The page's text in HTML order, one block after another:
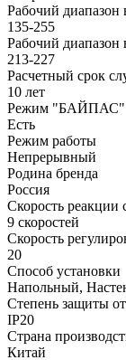
Рабочий
135-255
Рабочий
213-227
Расчетный срок
10 лет
Режим "БАЙПАС"
Есть
Режим работы
Непрерывный
Родина бренда
Россия
Скорость реакции
9 скоростей
Скорость
20
Способ установки
Напольный,
Степень защиты
IP20
Страна
Китай